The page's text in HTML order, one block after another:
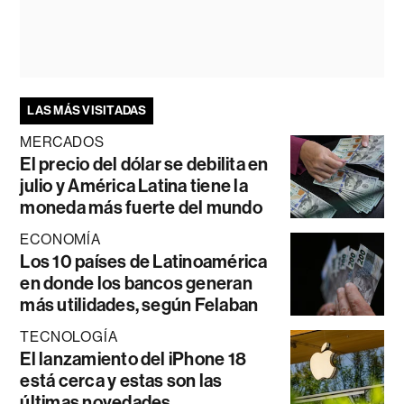
LAS MÁS VISITADAS
MERCADOS
El precio del dólar se debilita en
julio y América Latina tiene la
moneda más fuerte del mundo
ECONOMÍA
Los 10 países de Latinoamérica
en donde los bancos generan
más utilidades, según Felaban
TECNOLOGÍA
El lanzamiento del iPhone 18
está cerca y estas son las